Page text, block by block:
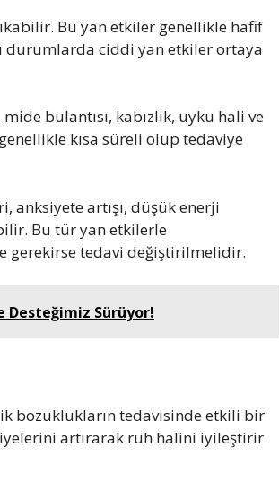
Bu yan etkiler genellikle hafif
durumlarda ciddi yan etkiler ortaya
bulantısı, kabızlık, uyku hali ve
kısa süreli olup tedaviye
anksiyete artışı, düşük enerji
Bu tür yan etkilerle
gerekirse tedavi değiştirilmelidir.
Desteğimiz Sürüyor!
bozuklukların tedavisinde etkili bir
artırarak ruh halini iyileştirir